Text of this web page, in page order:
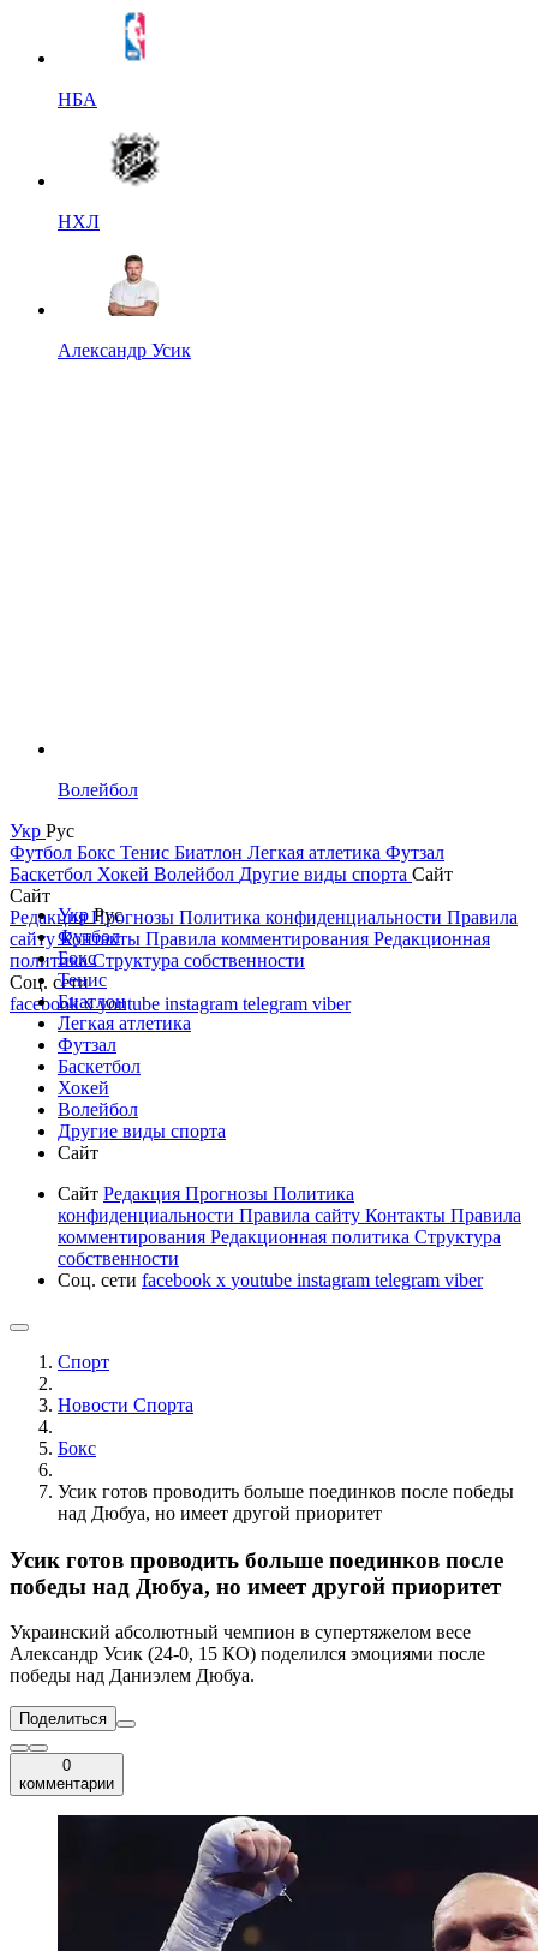
НБА
НХЛ
Александр Усик
Волейбол
Укр Рус
Футбол Бокс Тенис Биатлон Легкая атлетика Футзал
Баскетбол Хокей Волейбол Другие виды спорта Сайт
Сайт
РедакцияПрогнозы Политика конфиденциальности Правила
сайтуКонтакты Правила комментирования Редакционная
политикаСтруктура собственности
Соц. сети
facebookxyoutube instagram telegram viber
УкрРус
Футбол
Бокс
Тенис
Биатлон
Легкая атлетика
Футзал
Баскетбол
Хокей
Волейбол
Другие виды спорта
Сайт
Сайт Редакция Прогнозы Политика
конфиденциальности Правила сайту Контакты Правила
комментирования Редакционная политика Структура
собственности
Соц. сети facebook x youtube instagram telegram viber
Спорт
Новости Cпорта
Бокс
Усик готов проводить больше поединков после победы
над Дюбуа, но имеет другой приоритет
Усик готов проводить больше поединков после
победы над Дюбуа, но имеет другой приоритет
Украинский абсолютный чемпион в супертяжелом весе
Александр Усик (24-0, 15 КО) поделился эмоциями после
победы над Даниэлем Дюбуа.
Поделиться
0
комментарии